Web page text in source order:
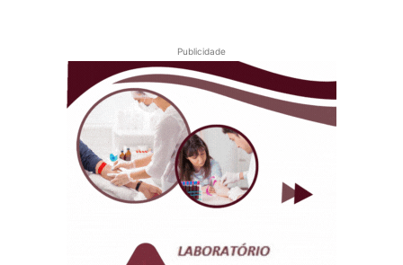
Publicidade